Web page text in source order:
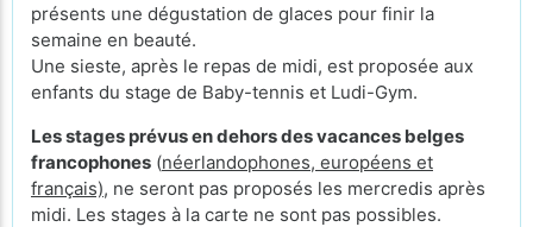
présents une dégustation de glaces pour finir la
semaine en beauté.
Une sieste, après le repas de midi, est proposée aux
enfants du stage de Baby-tennis et Ludi-Gym.
Les stages prévus en dehors des vacances belges
francophones (néerlandophones, européens et
français), ne seront pas proposés les mercredis après
midi. Les stages à la carte ne sont pas possibles.